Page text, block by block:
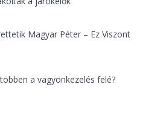
Magyar Péter – Ez Viszont
a vagyonkezelés felé?